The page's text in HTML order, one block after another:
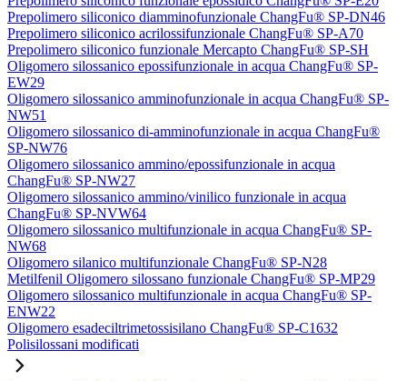
Prepolimero siliconico diamminofunzionale ChangFu® SP-DN46
Prepolimero siliconico acrilossifunzionale ChangFu® SP-A70
Prepolimero siliconico funzionale Mercapto ChangFu® SP-SH
Oligomero silossanico epossifunzionale in acqua ChangFu® SP-
EW29
Oligomero silossanico amminofunzionale in acqua ChangFu® SP-
NW51
Oligomero silossanico di-amminofunzionale in acqua ChangFu®
SP-NW76
Oligomero silossanico ammino/epossifunzionale in acqua
ChangFu® SP-NW27
Oligomero silossanico ammino/vinilico funzionale in acqua
ChangFu® SP-NVW64
Oligomero silossanico multifunzionale in acqua ChangFu® SP-
NW68
Oligomero silanico multifunzionale ChangFu® SP-N28
Metilfenil Oligomero silossano funzionale ChangFu® SP-MP29
Oligomero silossanico multifunzionale in acqua ChangFu® SP-
ENW22
Oligomero esadeciltrimetossisilano ChangFu® SP-C1632
Polisilossani modificati